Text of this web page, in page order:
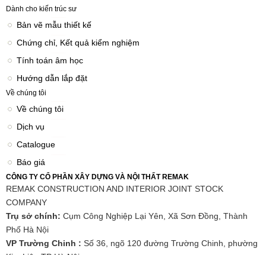
Dành cho kiến trúc sư
Bản vẽ mẫu thiết kế
Chứng chỉ, Kết quả kiểm nghiệm
Tính toán âm học
Hướng dẫn lắp đặt
Về chúng tôi
Về chúng tôi
Dịch vụ
Catalogue
Báo giá
CÔNG TY CỔ PHẦN XÂY DỰNG VÀ NỘI THẤT REMAK
REMAK CONSTRUCTION AND INTERIOR JOINT STOCK
COMPANY
Trụ sở chính: Cụm Công Nghiệp Lại Yên, Xã Sơn Đồng, Thành
Phố Hà Nội
VP Trường Chinh : Số 36, ngõ 120 đường Trường Chinh, phường